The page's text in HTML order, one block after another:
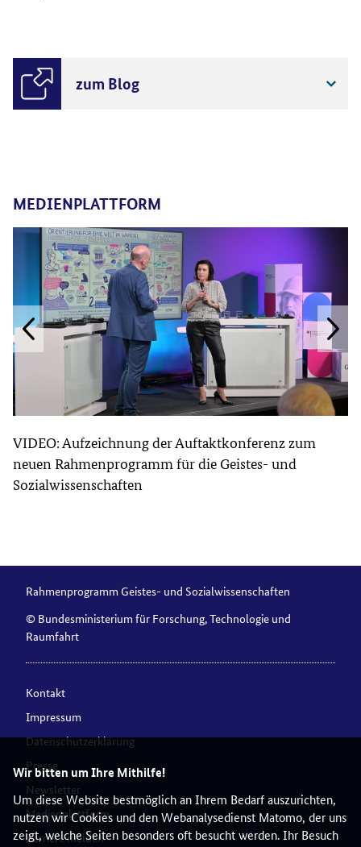
Wir bitten um Ihre Mithilfe!
Um diese Website bestmöglich an Ihrem Bedarf auszurichten,
nutzen wir Cookies und den Webanalysedienst Matomo, der uns
zeigt, welche Seiten besonders oft besucht werden. Ihr Besuch
zum Blog
MEDIENPLATTFORM
VIDEO: Aufzeichnung der Auftaktkonferenz zum
neuen Rahmenprogramm für die Geistes- und
Sozialwissenschaften
Rahmenprogramm Geistes- und Sozialwissenschaften
© Bundesministerium für Forschung, Technologie und
Raumfahrt
Kontakt
Impressum
Datenschutzerklärung
Presse
Newsletter
Medienplattform
Barriere melden